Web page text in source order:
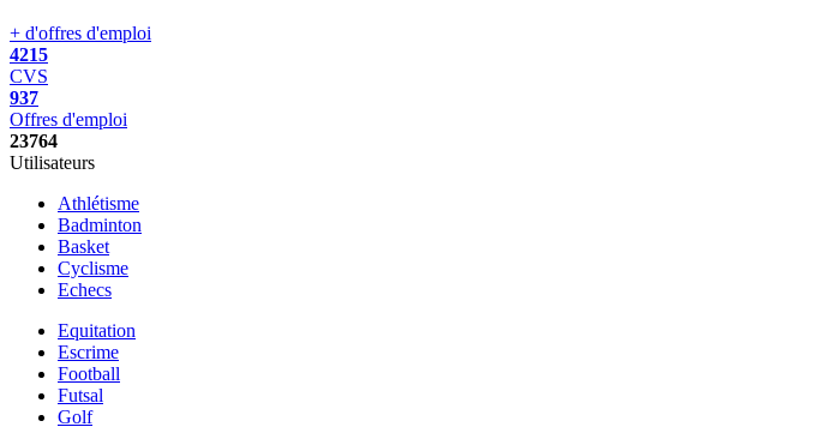
+ d'offres d'emploi
4215
CVS
937
Offres d'emploi
23764
Utilisateurs
Athlétisme
Badminton
Basket
Cyclisme
Echecs
Equitation
Escrime
Football
Futsal
Golf